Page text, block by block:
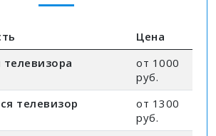
Цена
телевизора
от 1000
руб.
телевизор
от 1300
руб.